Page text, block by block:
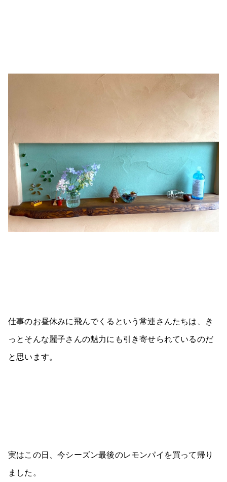
仕事のお昼休みに飛んでくるという常連さんたちは、き
っとそんな麗子さんの魅力にも引き寄せられているのだ
と思います。
実はこの日、今シーズン最後のレモンパイを買って帰り
ました。